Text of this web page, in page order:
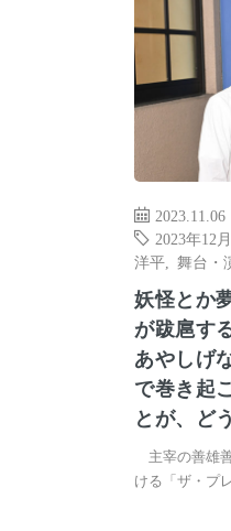
2023.11.06
2023年12
洋平
舞台・
妖怪とか
が跋扈す
あやしげ
で巻き起
とが、ど
主宰の善雄
ける「ザ・プ